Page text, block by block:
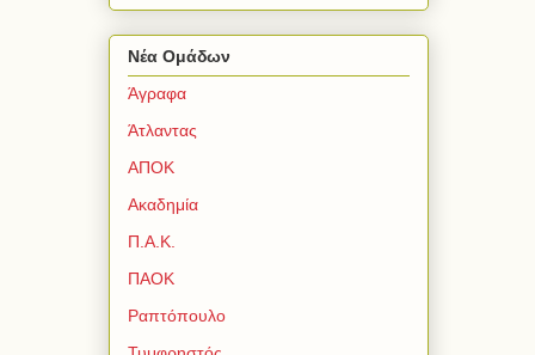
Νέα Ομάδων
Άγραφα
Άτλαντας
ΑΠΟΚ
Ακαδημία
Π.Α.Κ.
ΠΑΟΚ
Ραπτόπουλο